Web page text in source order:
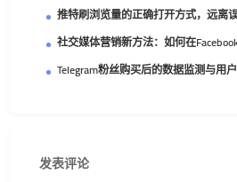
推特刷浏览量的正确打开方式，远离
社交媒体营销新方法：如何在Facebook上吸
Telegram粉丝购买后的数据监测与用
发表评论